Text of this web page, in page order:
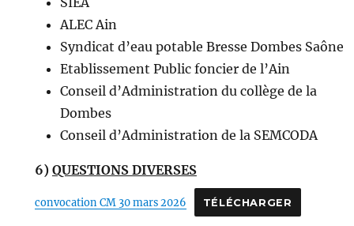
ALEC Ain
Syndicat d’eau potable Bresse Dombes Saône
Etablissement Public foncier de l’Ain
Conseil d’Administration du collège de la
Dombes
Conseil d’Administration de la SEMCODA
6) QUESTIONS DIVERSES
convocation CM 30 mars 2026 TÉLÉCHARGER